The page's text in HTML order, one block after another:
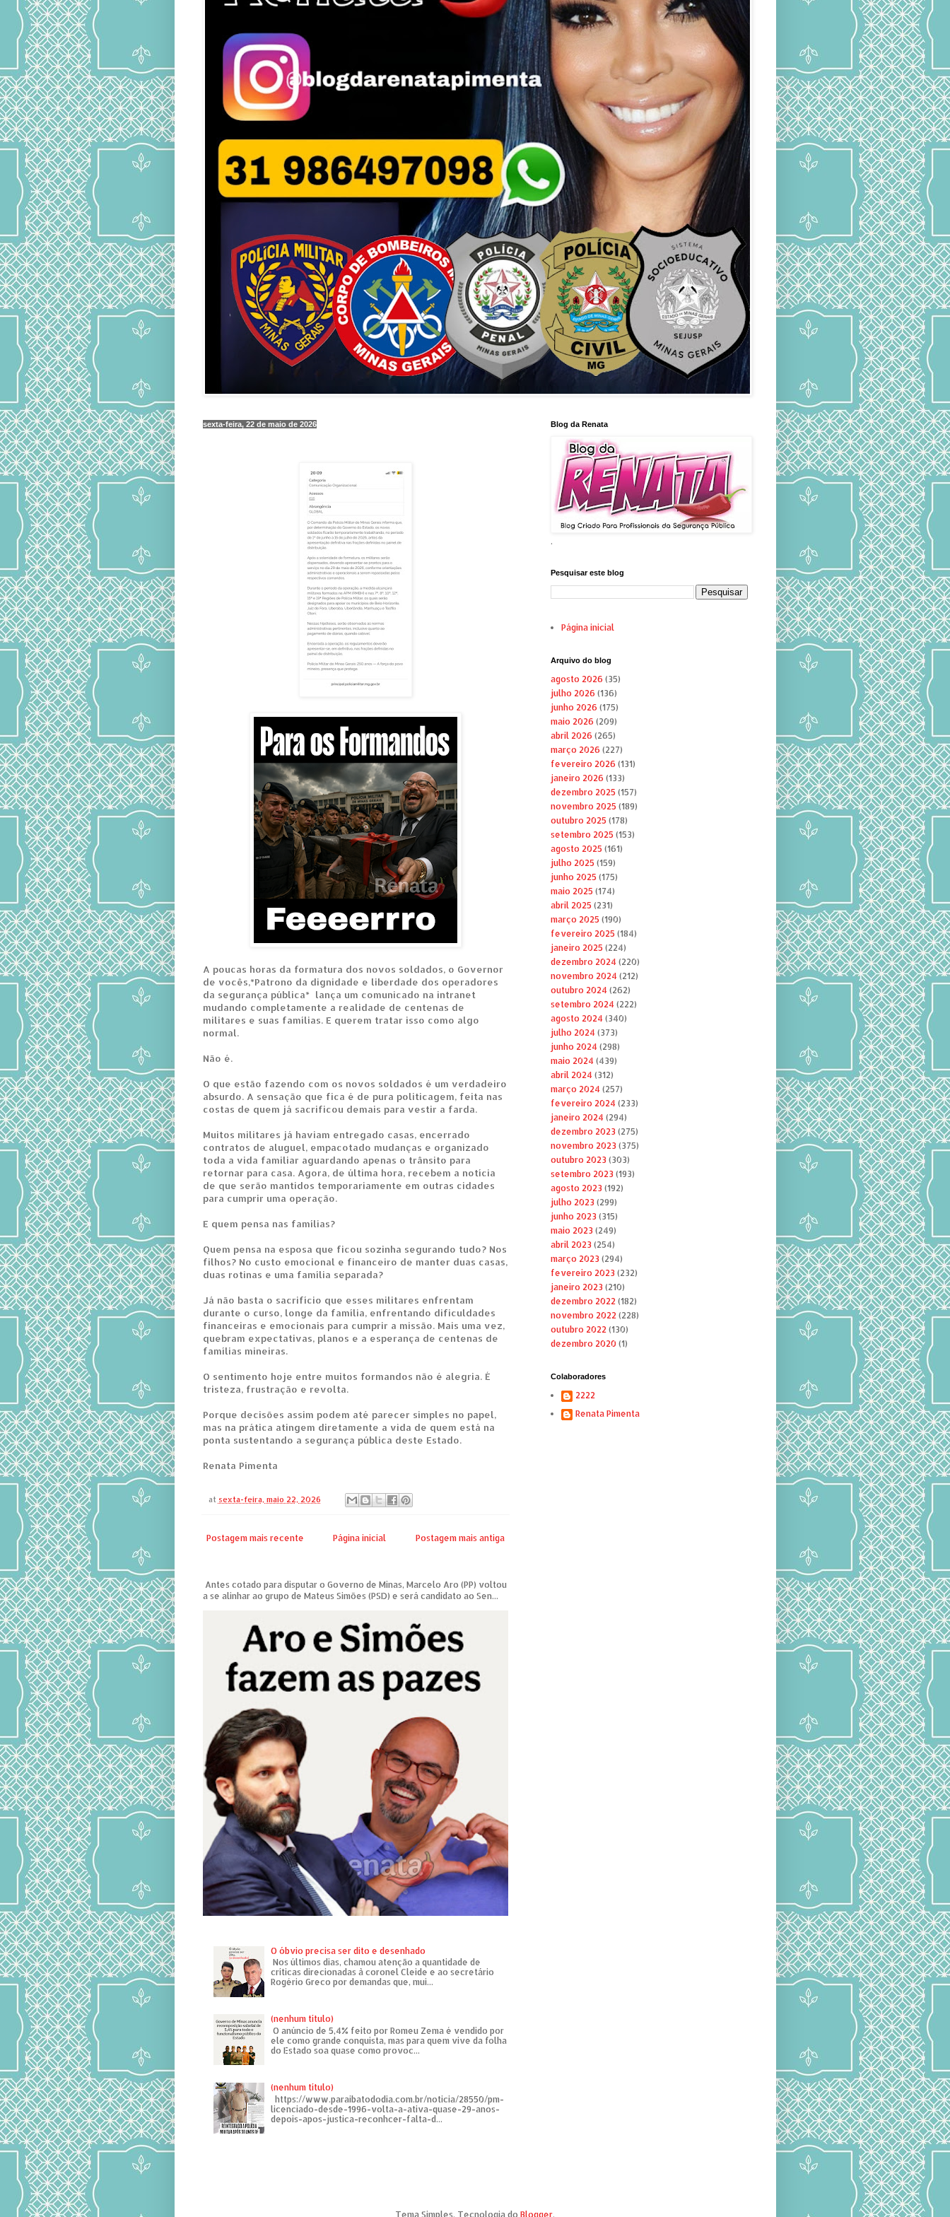
sexta-feira, 22 de maio de 2026
A poucas horas da formatura dos novos soldados, o Governor
de vocês,*Patrono da dignidade e liberdade dos operadores
da segurança pública* lança um comunicado na intranet
mudando completamente a realidade de centenas de
militares e suas famílias. E querem tratar isso como algo
normal.
Não é.
O que estão fazendo com os novos soldados é um verdadeiro
absurdo. A sensação que fica é de pura politicagem, feita nas
costas de quem já sacrificou demais para vestir a farda.
Muitos militares já haviam entregado casas, encerrado
contratos de aluguel, empacotado mudanças e organizado
toda a vida familiar aguardando apenas o trânsito para
retornar para casa. Agora, de última hora, recebem a notícia
de que serão mantidos temporariamente em outras cidades
para cumprir uma operação.
E quem pensa nas famílias?
Quem pensa na esposa que ficou sozinha segurando tudo? Nos
filhos? No custo emocional e financeiro de manter duas casas,
duas rotinas e uma família separada?
Já não basta o sacrifício que esses militares enfrentam
durante o curso, longe da família, enfrentando dificuldades
financeiras e emocionais para cumprir a missão. Mais uma vez,
quebram expectativas, planos e a esperança de centenas de
famílias mineiras.
O sentimento hoje entre muitos formandos não é alegria. É
tristeza, frustração e revolta.
Porque decisões assim podem até parecer simples no papel,
mas na prática atingem diretamente a vida de quem está na
ponta sustentando a segurança pública deste Estado.
Renata Pimenta
at sexta-feira, maio 22, 2026
Postagem mais recente Postagem mais antiga
Página inicial
Antes cotado para disputar o Governo de Minas, Marcelo Aro (PP) voltou
a se alinhar ao grupo de Mateus Simões (PSD) e será candidato ao Sen...
O óbvio precisa ser dito e desenhado
Nos últimos dias, chamou atenção a quantidade de
críticas direcionadas à coronel Cleide e ao secretário
Rogério Greco por demandas que, mui...
(nenhum título)
O anúncio de 5,4% feito por Romeu Zema é vendido por
ele como grande conquista, mas para quem vive da folha
do Estado soa quase como provoc...
(nenhum título)
https://www.paraibatododia.com.br/noticia/28550/pm-
licenciado-desde-1996-volta-a-ativa-quase-29-anos-
depois-apos-justica-reconhcer-falta-d...
Blog da Renata
.
Pesquisar este blog
Página inicial
Arquivo do blog
agosto 2026 (35)
julho 2026 (136)
junho 2026 (175)
maio 2026 (209)
abril 2026 (265)
março 2026 (227)
fevereiro 2026 (131)
janeiro 2026 (133)
dezembro 2025 (157)
novembro 2025 (189)
outubro 2025 (178)
setembro 2025 (153)
agosto 2025 (161)
julho 2025 (159)
junho 2025 (175)
maio 2025 (174)
abril 2025 (231)
março 2025 (190)
fevereiro 2025 (184)
janeiro 2025 (224)
dezembro 2024 (220)
novembro 2024 (212)
outubro 2024 (262)
setembro 2024 (222)
agosto 2024 (340)
julho 2024 (373)
junho 2024 (298)
maio 2024 (439)
abril 2024 (312)
março 2024 (257)
fevereiro 2024 (233)
janeiro 2024 (294)
dezembro 2023(275)
novembro 2023(375)
outubro 2023(303)
setembro 2023(193)
agosto 2023(192)
julho 2023(299)
junho 2023(315)
maio 2023(249)
abril 2023(254)
março 2023(294)
fevereiro 2023(232)
janeiro 2023(210)
dezembro 2022(182)
novembro 2022(228)
outubro 2022(130)
dezembro 2020(1)
Colaboradores
2222
Renata Pimenta
Tema Simples. Tecnologia do Blogger.